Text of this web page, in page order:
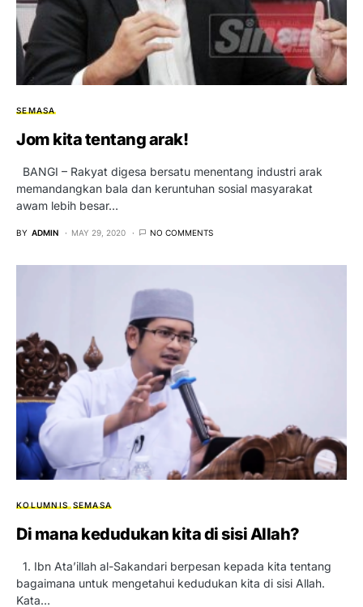
SEMASA
Jom kita tentang arak!
BANGI – Rakyat digesa bersatu menentang industri arak
memandangkan bala dan keruntuhan sosial masyarakat
awam lebih besar…
BY ADMIN MAY 29, 2020 NO COMMENTS
KOLUMNIS SEMASA
Di mana kedudukan kita di sisi Allah?
1. Ibn Ata’illah al-Sakandari berpesan kepada kita tentang
bagaimana untuk mengetahui kedudukan kita di sisi Allah.
Kata…